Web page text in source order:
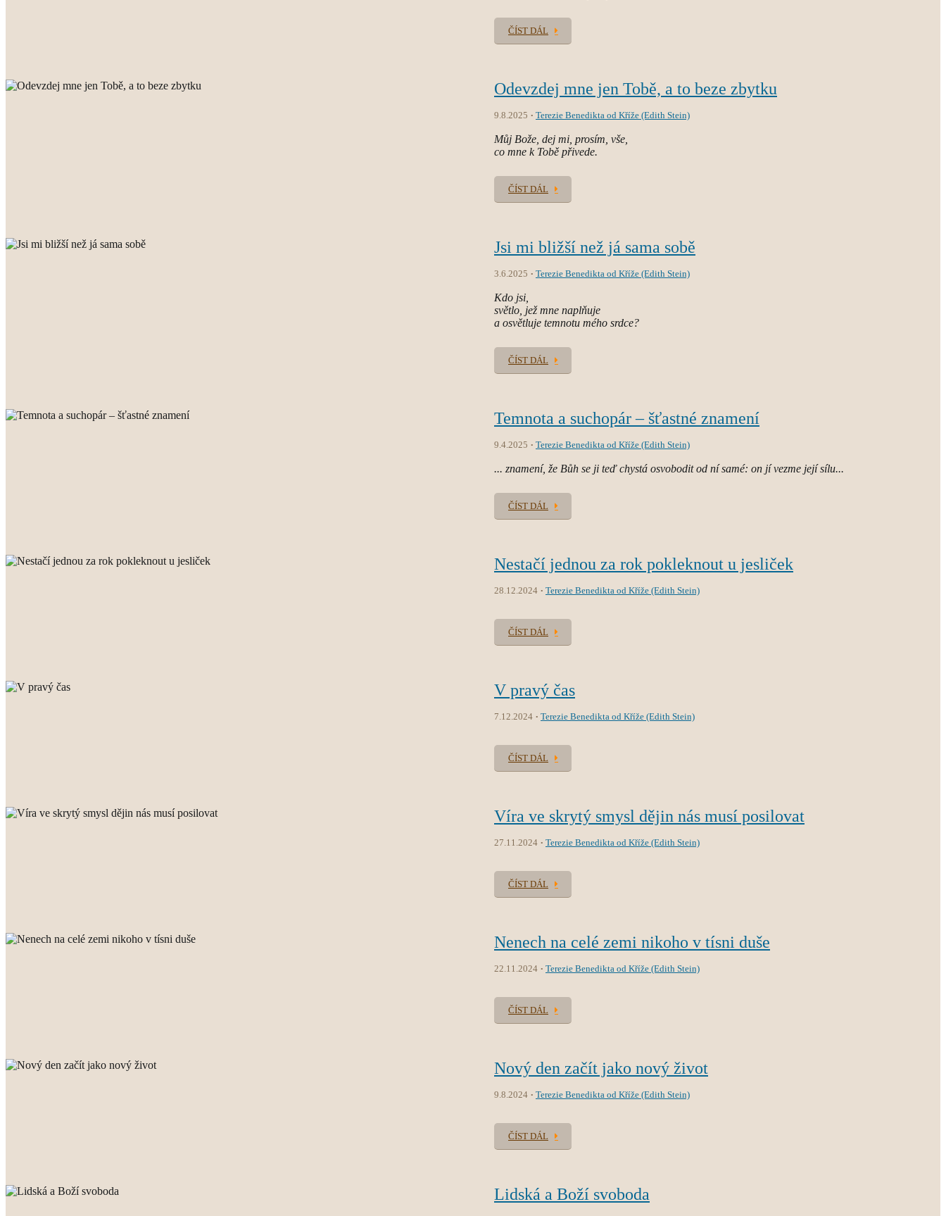
ČÍST DÁL
Odevzdej mne jen Tobě, a to beze zbytku
9.8.2025 Terezie Benedikta od Kříže (Edith Stein)
Můj Bože, dej mi, prosím, vše,
co mne k Tobě přivede.
ČÍST DÁL
Jsi mi bližší než já sama sobě
3.6.2025 Terezie Benedikta od Kříže (Edith Stein)
Kdo jsi,
světlo, jež mne naplňuje
a osvětluje temnotu mého srdce?
ČÍST DÁL
Temnota a suchopár – šťastné znamení
9.4.2025 Terezie Benedikta od Kříže (Edith Stein)
... znamení, že Bůh se ji teď chystá osvobodit od ní samé: on jí vezme její sílu...
ČÍST DÁL
Nestačí jednou za rok pokleknout u jesliček
28.12.2024 Terezie Benedikta od Kříže (Edith Stein)
ČÍST DÁL
V pravý čas
7.12.2024 Terezie Benedikta od Kříže (Edith Stein)
ČÍST DÁL
Víra ve skrytý smysl dějin nás musí posilovat
27.11.2024 Terezie Benedikta od Kříže (Edith Stein)
ČÍST DÁL
Nenech na celé zemi nikoho v tísni duše
22.11.2024 Terezie Benedikta od Kříže (Edith Stein)
ČÍST DÁL
Nový den začít jako nový život
9.8.2024 Terezie Benedikta od Kříže (Edith Stein)
ČÍST DÁL
Lidská a Boží svoboda